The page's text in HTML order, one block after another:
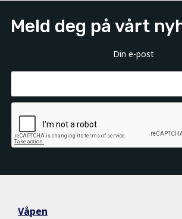
Meld deg på vårt
Din e-post
Våpen